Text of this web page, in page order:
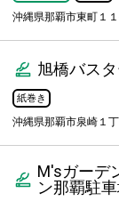
沖縄県那覇市東町１１
旭橋バス
紙巻き
沖縄県那覇市泉崎１
M'sガーデ
ン那覇駐